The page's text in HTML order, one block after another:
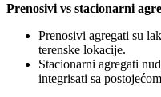
Prenosivi vs stacionarni
Prenosivi agregati su
terenske lokacije.
Stacionarni agregati
integrisati sa